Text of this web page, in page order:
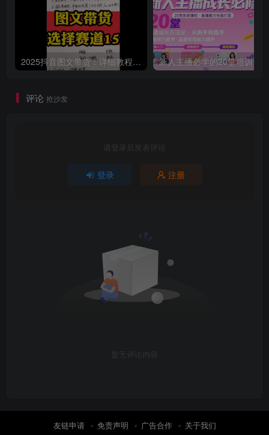
2025抖音图文带货：详细教程，账号装修定位，素材获取技巧，挂车变现方法…
评论 抢沙发
请登录后发表评论
登录 注册
暂无评论内容
友链申请 免责声明 广告合作 关于我们